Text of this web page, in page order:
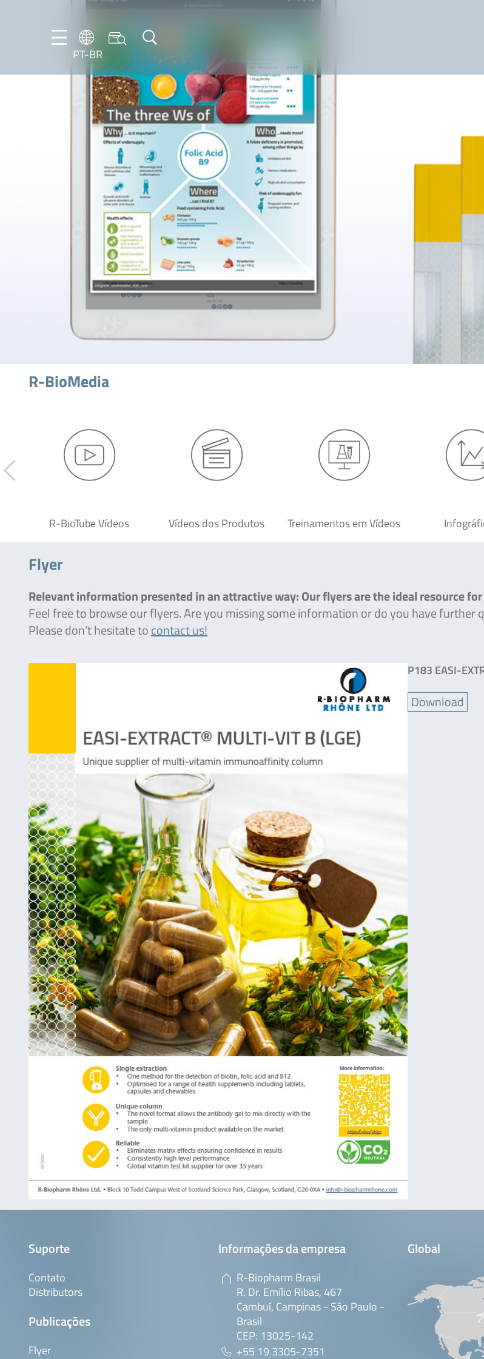
PT-BR
DE
ES
FR
R-BioMedia
R-BioTube Vídeos Vídeos dos Produtos Treinamentos em Vídeos
Flyer
Relevant information presented in an attractive way: Our flyers are the ideal resource
Feel free to browse our flyers. Are you missing some information or do you have further
Please don’t hesitate tocontact us!
P183 EASI-
Download
Suporte
Contato
Distributors
Publicações
Flyer
Informações da empresa
R-Biopharm Brasil
R. Dr. Emílio Ribas, 467
Cambuí, Campinas - São Paulo -
Brasil
CEP: 13025-142
+55 19 3305-7351
Global